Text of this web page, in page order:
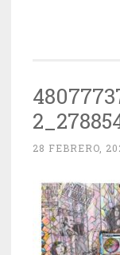
28 FEBRERO,